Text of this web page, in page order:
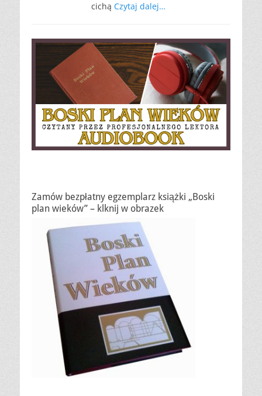
cichą Czytaj dalej…
Zamów bezpłatny egzemplarz książki „Boski
plan wieków” – klknij w obrazek